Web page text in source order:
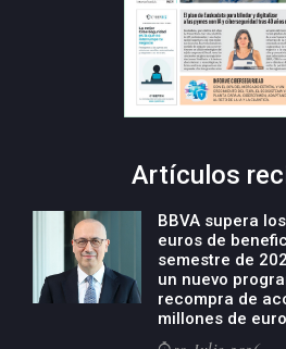
Artículos
BBVA supera
euros de
semestre de
un nuevo
recompra de
millones de